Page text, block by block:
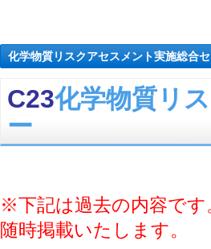
化学物質リスクアセスメント実施総合
C23化学物質リ
ー
※下記は過去の内容で
随時掲載いたします。